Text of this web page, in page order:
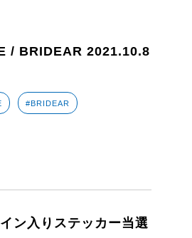
/ BRIDEAR 2021.10.8
#BRIDEAR
ン入りステッカー当選